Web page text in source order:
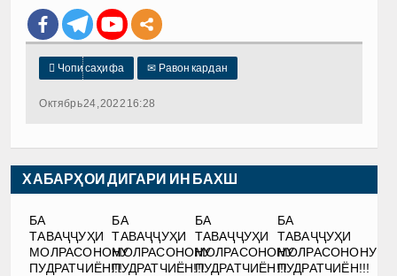
 Чопи саҳифа ✉ Равон кардан
Октябрь 24, 2022 16:28
ХАБАРҲОИ ДИГАРИ ИН БАХШ
БА
ТАВАҶҶУҲИ
МОЛРАСОНОНУ
ПУДРАТЧИЁН!!!
БА
ТАВАҶҶУҲИ
МОЛРАСОНОНУ
ПУДРАТЧИЁН!!!
БА
ТАВАҶҶУҲИ
МОЛРАСОНОНУ
ПУДРАТЧИЁН!!!
БА
ТАВАҶҶУҲИ
МОЛРАСОНОНУ
ПУДРАТЧИЁН!!!